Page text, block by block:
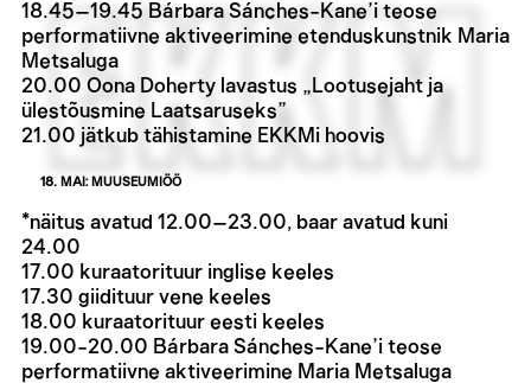
18.45–19.45 Bárbara Sánches-Kane’i teose
performatiivne aktiveerimine etenduskunstnik Maria
Metsaluga
20.00 Oona Doherty lavastus „Lootusejaht ja
ülestõusmine Laatsaruseks”
21.00 jätkub tähistamine EKKMi hoovis
18. MAI: MUUSEUMIÖÖ
*näitus avatud 12.00–23.00, baar avatud kuni
24.00
17.00 kuraatorituur inglise keeles
17.30 giidituur vene keeles
18.00 kuraatorituur eesti keeles
19.00-20.00 Bárbara Sánches-Kane’i teose
performatiivne aktiveerimine Maria Metsaluga